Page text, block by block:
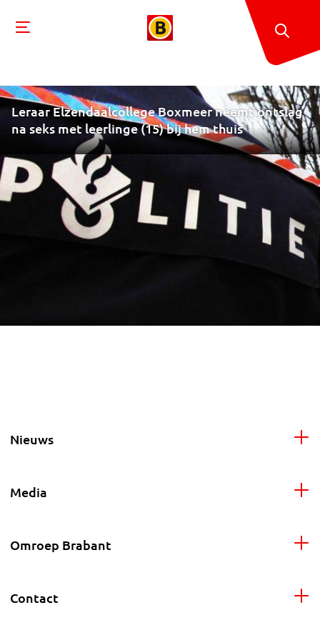
Leraar Elzendaalcollege Boxmeer neemt ontslag
na seks met leerlinge (15) bij hem thuis
Nieuws
Media
Omroep Brabant
Contact